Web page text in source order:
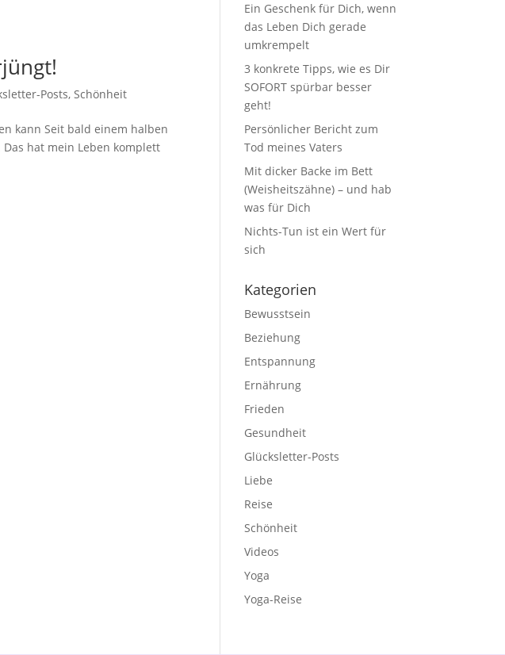
Posts,Schönheit
kann Seit bald einem halben
hat mein Leben komplett
Ein Geschenk für Dich, wenn
das Leben Dich gerade
umkrempelt
3 konkrete Tipps, wie es Dir
SOFORT spürbar besser
geht!
Persönlicher Bericht zum
Tod meines Vaters
Mit dicker Backe im Bett
(Weisheitszähne) – und hab
was für Dich
Nichts-Tun ist ein Wert für
sich
Kategorien
Bewusstsein
Beziehung
Entspannung
Ernährung
Frieden
Gesundheit
Glücksletter-Posts
Liebe
Reise
Schönheit
Videos
Yoga
Yoga-Reise